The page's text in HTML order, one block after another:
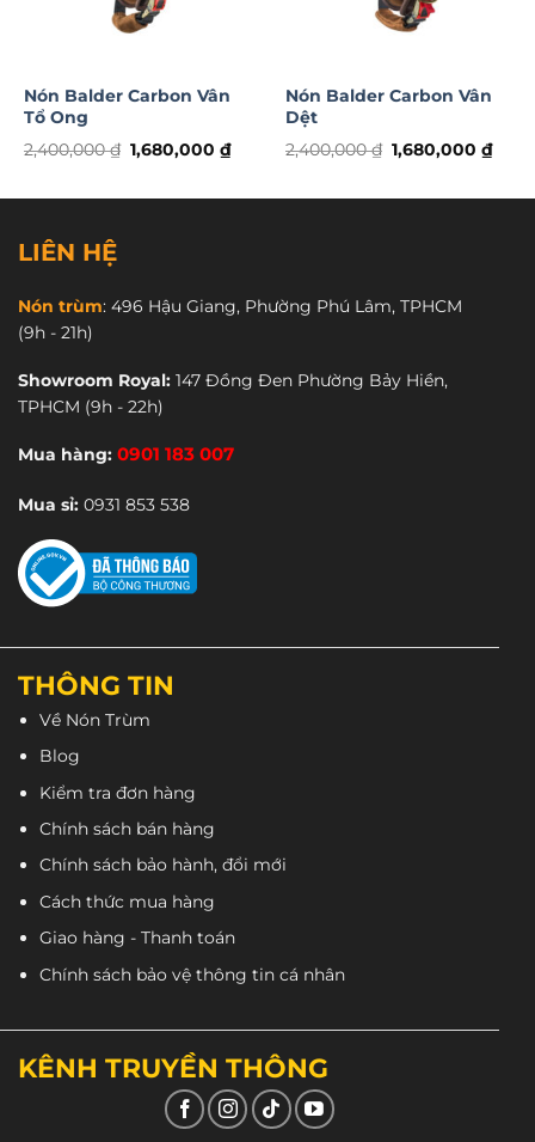
Bộ lót của Royal M20C rất tốt.
màu nâu đất. Lót được may liền mạch tạo nên sự
sang trọng cho nón.
Ngoài ra, ốp tai và lót có thể tháo rời một cách dễ
dàng. Đây là điều tuyệt vời ở
khách hàng có thể vệ sinh nón sạch sẽ.
Nón Balder Carbon Vân
Tổ Ong
2,400,000₫ Giá
gốc
2,400,000 ₫.
1,680,000₫Giá
là:
Nón Balder Carbon Vân
Dệt
2,400,000₫ Giá
gốc
2,400,000 ₫.
1,680,000₫Giá
là:
LIÊN HỆ
Nón trùm: 496 Hậu Giang, Phường Phú Lâm, TPHCM
(9h - 21h)
Showroom Royal: 147 Đồng Đen Phường Bảy Hiền,
TPHCM (9h - 22h)
Mua hàng: 0901 183 007
Mua sỉ: 0931 853 538
THÔNG TIN
Về Nón Trùm
Blog
Kiểm tra đơn hàng
Chính sách bán hàng
Chính sách bảo hành, đổi mới
Cách thức mua hàng
Giao hàng - Thanh toán
Chính sách bảo vệ thông tin cá nhân
KÊNH TRUYỀN THÔNG